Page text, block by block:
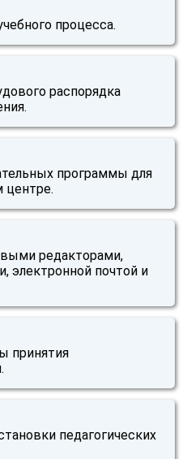
процесса.
распорядка
программы для
центре.
редакторами,
электронной почтой и
принятия
педагогических